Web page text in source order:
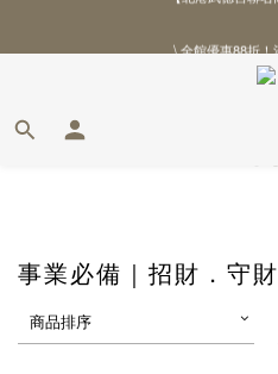
事業必備｜招財．守財
商品排序